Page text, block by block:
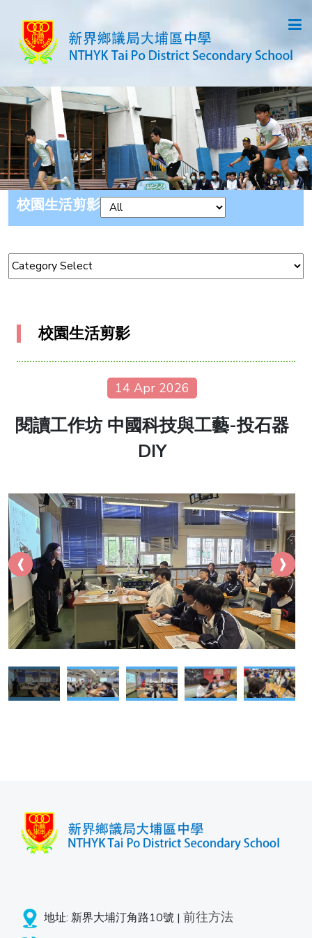
校園生活剪影
校園生活剪影
14 Apr 2026
閱讀工作坊 中國科技與工藝-投石器
DIY
‹ ›
地址: 新界大埔汀角路10號 | 前往方法